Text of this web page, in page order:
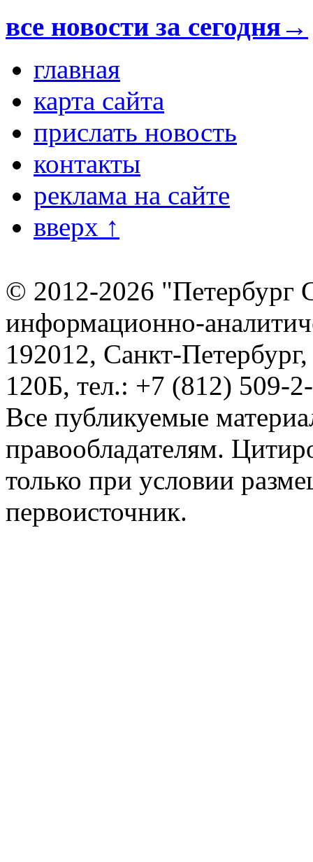
все новости за сегодня→
главная
карта сайта
прислать новость
контакты
реклама на сайте
вверх ↑
© 2012-2026 "Петербург
информационно-
192012, Санкт-
120Б, тел.: +7 (812) 509-
Все публикуемые
правообладателям.
только при условии
первоисточник.